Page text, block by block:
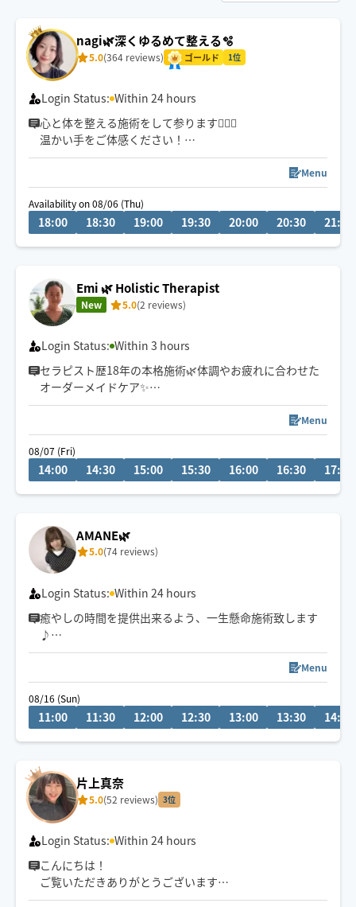
nagi🌿‬深くゆるめて整える🫧
5.0(364 reviews) ゴールド 1位
Login Status: Within 24 hours
心と体を整える施術をして参ります💆‍♀️✨
温かい手をご体感ください！
ピンポイントの凝りをほぐすのが得意です！
当日予約歓迎✨
車移動のため2時間前までにご予約いただきますと幸いで
す😌
Menu
Availability on 08/06 (Thu)
18:00 18:30 19:00 19:30 20:00 20:30 21:00
Emi 🌿 Holistic Therapist
New 5.0(2 reviews)
Login Status: Within 3 hours
セラピスト歴18年の本格施術🌿体調やお疲れに合わせた
オーダーメイドケア✨
高崎市・群馬県内近郊、軽井沢エリアのホテル・別荘、
ご自宅、埼玉県、東京への出張実績ございます🚘
男性おひとりさま、ご夫婦、ペアは3h〜大歓迎！
Menu
08/07 (Fri)
14:00 14:30 15:00 15:30 16:00 16:30 17:00
AMANE🌿
5.0(74 reviews)
Login Status: Within 24 hours
癒やしの時間を提供出来るよう、一生懸命施術致します
♪
お疲れのお身体にご褒美はいかがでしょうか？
Menu
08/16 (Sun)
11:00 11:30 12:00 12:30 13:00 13:30 14:00
片上真奈
5.0(52 reviews) 3位
Login Status: Within 24 hours
こんにちは！
ご覧いただきありがとうございます。